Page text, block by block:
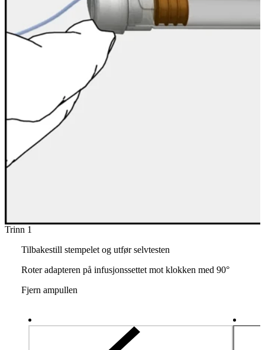
Trinn 1
Tilbakestill stempelet og utfør selvtesten
Roter adapteren på infusjonssettet mot klokken med 90°
Fjern ampullen